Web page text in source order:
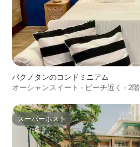
バクノタンのコンドミニアム
オーシャンスイート - ビーチ近く - 2階
スーパーホスト
スーパーホスト